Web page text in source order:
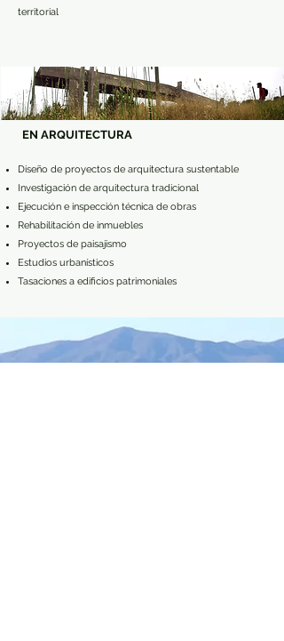
territorial
EN ARQUITECTURA
Diseño de proyectos de arquitectura sustentable
Investigación de arquitectura tradicional
Ejecución e inspección técnica de obras
Rehabilitación de inmuebles
Proyectos de paisajismo
Estudios urbanísticos
Tasaciones a edificios patrimoniales